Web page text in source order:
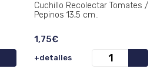
Cuchillo Recolectar Tomates /
Pepinos 13,5 cm..
1,75€
+detalles